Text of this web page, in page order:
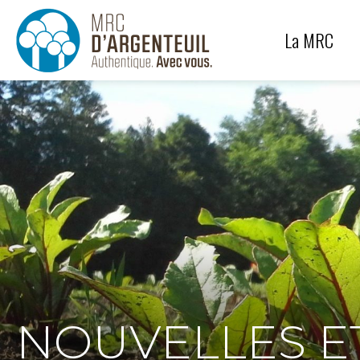
La MRC
Génie
Protection des paysages
Carrières et sablières
Équipe
NOUVELLES